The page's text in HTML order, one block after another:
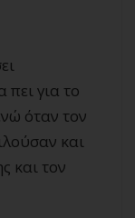
για το
όταν τον
και
και τον